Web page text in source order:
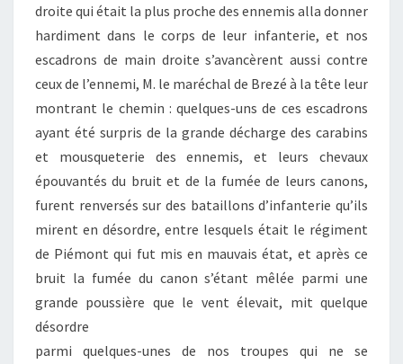
droite qui était la plus proche des ennemis alla donner
hardiment dans le corps de leur infanterie, et nos
escadrons de main droite s’avancèrent aussi contre
ceux de l’ennemi, M. le maréchal de Brezé à la tête leur
montrant le chemin : quelques-uns de ces escadrons
ayant été surpris de la grande décharge des carabins
et mousqueterie des ennemis, et leurs chevaux
épouvantés du bruit et de la fumée de leurs canons,
furent renversés sur des bataillons d’infanterie qu’ils
mirent en désordre, entre lesquels était le régiment
de Piémont qui fut mis en mauvais état, et après ce
bruit la fumée du canon s’étant mêlée parmi une
grande poussière que le vent élevait, mit quelque
désordre
parmi quelques-unes de nos troupes qui ne se